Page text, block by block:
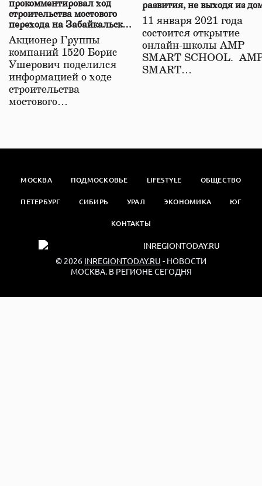
прокомментировал ход
строительства мостового
перехода на Забайкальской
железной дороге
Акционер Группы
компаний 1520 Борис
Ушерович поделился
информацией о ходе
строительства
мостового…
развития, не выходя из
11 января 2021 года
состоится открытие
онлайн-школы АМР
SMART SCHOOL.
SMART…
МОСКВА ПОДМОСКОВЬЕ LIFESTYLE ОБЩЕСТВО
ПЕТЕРБУРГ СИБИРЬ УРАЛ ЭКОНОМИКА ЮГ
КОНТАКТЫ
© 2026 INREGIONTODAY.RU - НОВОСТИ
МОСКВА. В РЕГИОНЕ СЕГОДНЯ